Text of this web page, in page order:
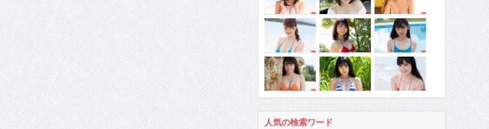
人気の検索ワード